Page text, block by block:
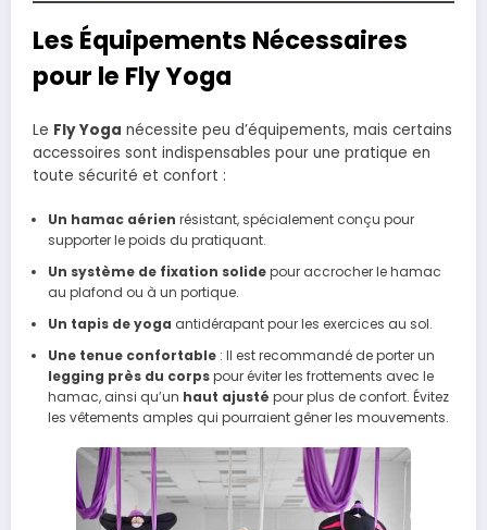
Les Équipements Nécessaires
pour le Fly Yoga
Le Fly Yoga nécessite peu d’équipements, mais certains
accessoires sont indispensables pour une pratique en
toute sécurité et confort :
Un hamac aérien résistant, spécialement conçu pour
supporter le poids du pratiquant.
Un système de fixation solidepour accrocher le hamac
au plafond ou à un portique.
Un tapis de yoga antidérapant pour les exercices au sol.
Une tenue confortable: Il est recommandé de porter un
legging près du corpspour éviter les frottements avec le
hamac, ainsi qu’un haut ajusté pour plus de confort. Évitez
les vêtements amples qui pourraient gêner les mouvements.